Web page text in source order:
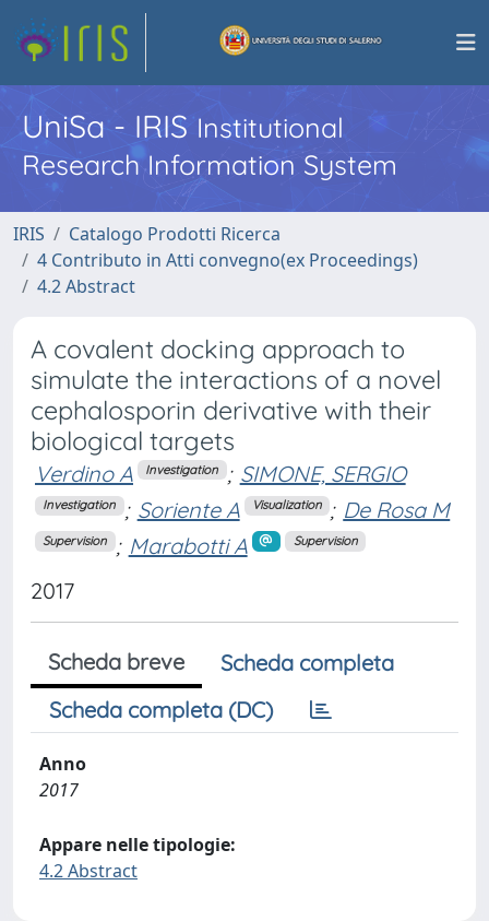
UniSa - IRISInstitutional
Research Information System
IRIS
Catalogo Prodotti Ricerca
4 Contributo in Atti convegno(ex Proceedings)
4.2 Abstract
A covalent docking approach to
simulate the interactions of a novel
cephalosporin derivative with their
biological targets
Verdino A Investigation ; SIMONE, SERGIO
Investigation ; Soriente A Visualization ; De Rosa M
Supervision ; Marabotti A Supervision
2017
Scheda breve
Scheda completa
Scheda completa (DC)
Anno
2017
Appare nelle tipologie:
4.2 Abstract